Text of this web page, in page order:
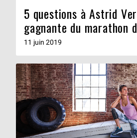
5 questions à Astrid
gagnante du marathon
11 juin 2019